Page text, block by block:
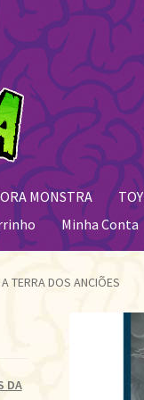
MONSTRA TOY
Minha Conta
TERRA DOS ANCIÕES
DA